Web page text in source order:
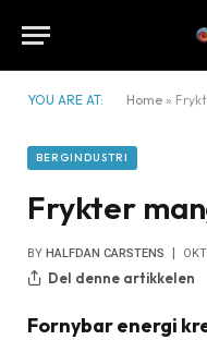
YOU ARE AT: Home »
BERGINDUSTRI
Frykter
BY HALFDAN CARSTENS
Del denne artikkelen
Fornybar energi